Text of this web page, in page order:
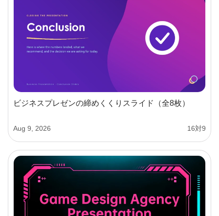
ビジネスプレゼンの締めくくりスライド（全8枚）
Aug 9, 2026 16対9